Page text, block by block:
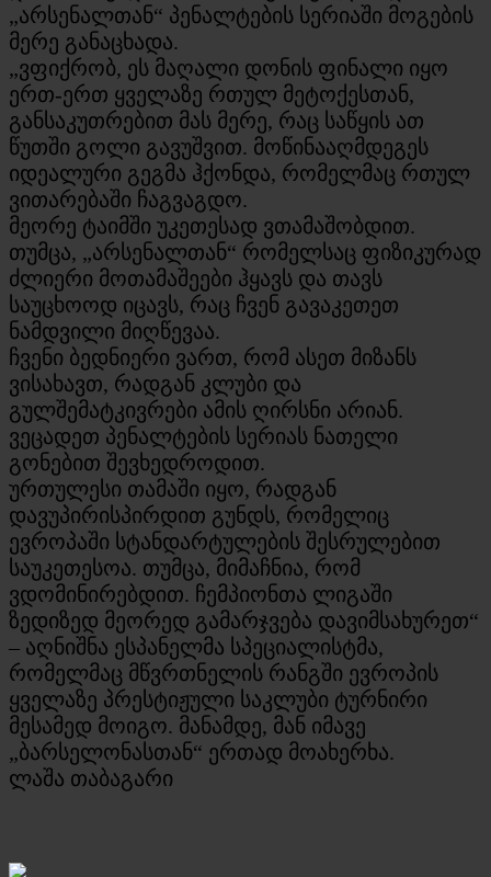
„არსენალთან“ პენალტების სერიაში მოგების
მერე განაცხადა.
„ვფიქრობ, ეს მაღალი დონის ფინალი იყო
ერთ-ერთ ყველაზე რთულ მეტოქესთან,
განსაკუთრებით მას მერე, რაც საწყის ათ
წუთში გოლი გავუშვით. მოწინააღმდეგეს
იდეალური გეგმა ჰქონდა, რომელმაც რთულ
ვითარებაში ჩაგვაგდო.
მეორე ტაიმში უკეთესად ვთამაშობდით.
თუმცა, „არსენალთან“ რომელსაც ფიზიკურად
ძლიერი მოთამაშეები ჰყავს და თავს
საუცხოოდ იცავს, რაც ჩვენ გავაკეთეთ
ნამდვილი მიღწევაა.
ჩვენი ბედნიერი ვართ, რომ ასეთ მიზანს
ვისახავთ, რადგან კლუბი და
გულშემატკივრები ამის ღირსნი არიან.
ვეცადეთ პენალტების სერიას ნათელი
გონებით შევხედროდით.
ურთულესი თამაში იყო, რადგან
დავუპირისპირდით გუნდს, რომელიც
ევროპაში სტანდარტულების შესრულებით
საუკეთესოა. თუმცა, მიმაჩნია, რომ
ვდომინირებდით. ჩემპიონთა ლიგაში
ზედიზედ მეორედ გამარჯვება დავიმსახურეთ“
– აღნიშნა ესპანელმა სპეციალისტმა,
რომელმაც მწვრთნელის რანგში ევროპის
ყველაზე პრესტიჟული საკლუბი ტურნირი
მესამედ მოიგო. მანამდე, მან იმავე
„ბარსელონასთან“ ერთად მოახერხა.
ლაშა თაბაგარი